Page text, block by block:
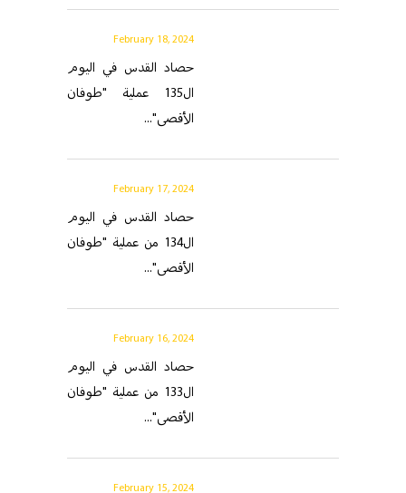
February 18, 2024
حصاد القدس في اليوم
ال135 عملية "طوفان
الأقصى"...
February 17, 2024
حصاد القدس في اليوم
ال134 من عملية "طوفان
الأقصى"...
February 16, 2024
حصاد القدس في اليوم
ال133 من عملية "طوفان
الأقصى"...
February 15, 2024